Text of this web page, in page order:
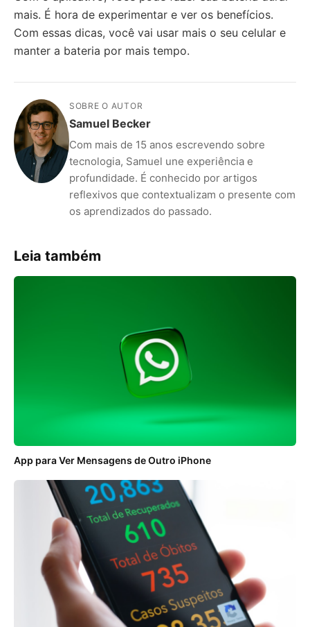
mais. É hora de experimentar e ver os benefícios.
Com essas dicas, você vai usar mais o seu celular e
manter a bateria por mais tempo.
SOBRE O AUTOR
Samuel Becker
Com mais de 15 anos escrevendo sobre
tecnologia, Samuel une experiência e
profundidade. É conhecido por artigos
reflexivos que contextualizam o presente com
os aprendizados do passado.
Leia também
App para Ver Mensagens de Outro iPhone